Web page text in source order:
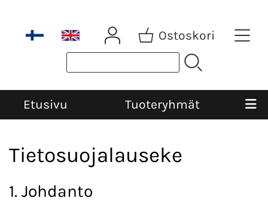
Ostoskori
Etusivu Tuoteryhmät
Tietosuojalauseke
1. Johdanto